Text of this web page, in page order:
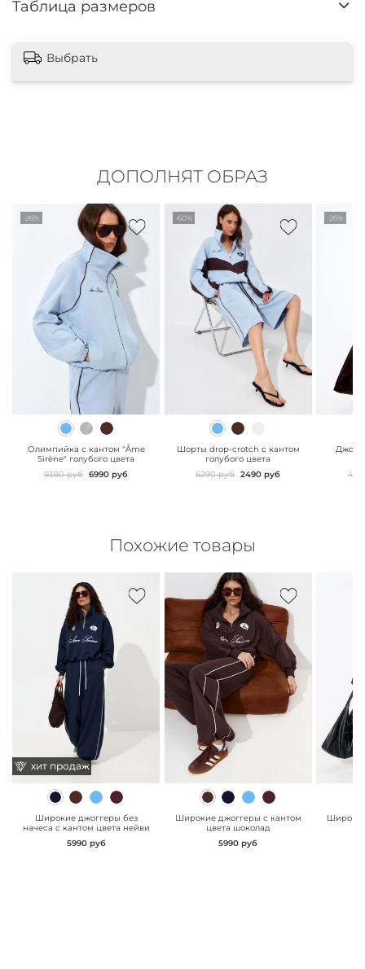
Таблица размеров
Выбрать
ДОПОЛНЯТ ОБРАЗ
-26%
" class="js-prevent-
images">
Олимпийка с кантом "Âme
Sirène" голубого цвета
9390 руб 6990 руб
-60%
" class="js-prevent-
images">
Шорты drop-crotch с кантом
голубого цвета
6290 руб 2490 руб
-26%
Похожие товары
хит продаж
" class="js-prevent-
images">
хит продаж
Широкие джоггеры без
начеса с кантом цвета нейви
5990 руб
" class="js-prevent-
images">
Широкие джоггеры с кантом
цвета шоколад
5990 руб